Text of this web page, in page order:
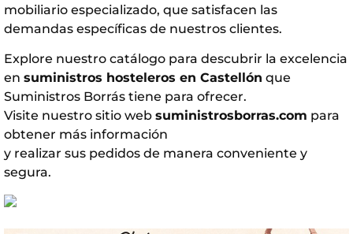
mobiliario especializado, que satisfacen las
demandas específicas de nuestros clientes.
Explore nuestro catálogo para descubrir la excelencia
en suministros hosteleros en Castellón que
Suministros Borrás tiene para ofrecer.
Visite nuestro sitio web suministrosborras.com para
obtener más información
y realizar sus pedidos de manera conveniente y
segura.